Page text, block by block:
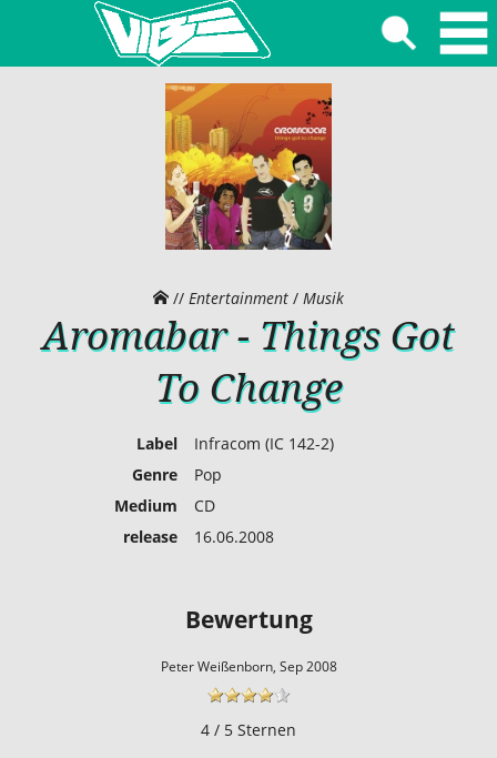
// Entertainment / Musik
Aromabar - Things Got
To Change
Label
Infracom (IC 142-2)
Genre
Pop
Medium
CD
release
16.06.2008
Bewertung
Peter Weißenborn, Sep 2008
4 / 5 Sternen